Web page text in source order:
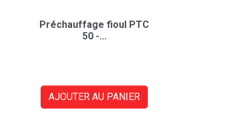
Préchauffage fioul PTC
50 -...
AJOUTER AU PANIER